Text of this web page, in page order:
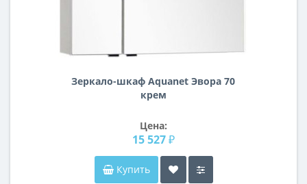
Зеркало-шкаф Aquanet Эвора 70
крем
Цена:
15 527 ₽
Купить